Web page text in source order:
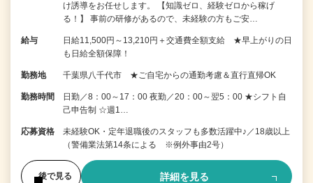
け誘導をお任せします。 【知識ゼロ、経験ゼロから稼げ
る！】 事前の研修があるので、未経験の方もご安…
給与
日給11,500円～13,210円＋交通費全額支給 ★早上がりの日
も日給全額保障！
勤務地 千葉県八千代市 ★ご自宅からの通勤考慮＆直行直帰OK
勤務時間
日勤／8：00～17：00 夜勤／20：00～翌5：00 ★シフト自
己申告制 ☆週1…
応募資格
未経験OK・定年退職後のスタッフも多数活躍中♪／18歳以上
（警備業法第14条による ※例外事由2号）
後で見る 詳細を見る